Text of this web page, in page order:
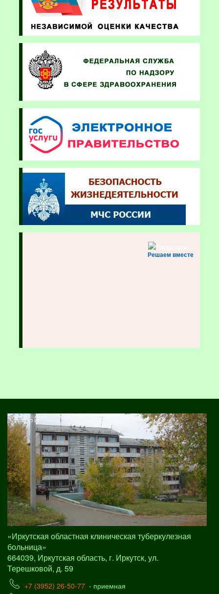
Решаем вместе
«Иркутская областная клиническая туберкулезная
больница»
664039, Иркутская область, г. Иркутск, ул.
Терешковой, д. 59
+7 (3952) 26-50-77 - приемная